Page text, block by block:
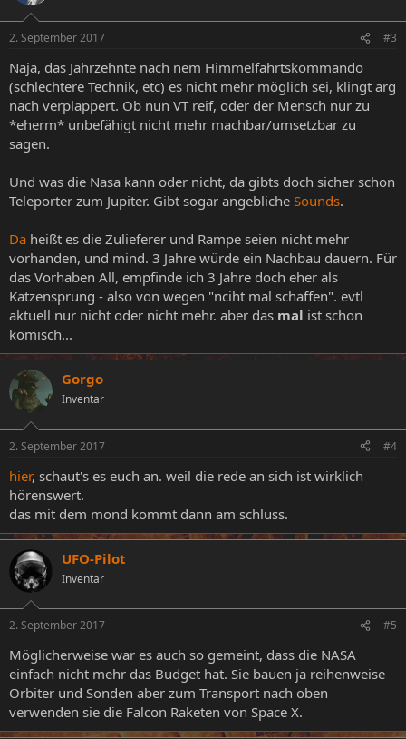
2. September 2017 #3
Naja, das Jahrzehnte nach nem Himmelfahrtskommando
(schlechtere Technik, etc) es nicht mehr möglich sei, klingt arg
nach verplappert. Ob nun VT reif, oder der Mensch nur zu
*eherm* unbefähigt nicht mehr machbar/umsetzbar zu
sagen.
Und was die Nasa kann oder nicht, da gibts doch sicher schon
Teleporter zum Jupiter. Gibt sogar angebliche Sounds.
Da heißt es die Zulieferer und Rampe seien nicht mehr
vorhanden, und mind. 3 Jahre würde ein Nachbau dauern. Für
das Vorhaben All, empfinde ich 3 Jahre doch eher als
Katzensprung - also von wegen "nciht mal schaffen". evtl
aktuell nur nicht oder nicht mehr. aber das mal ist schon
komisch...
Gorgo
Inventar
2. September 2017 #4
hier, schaut's es euch an. weil die rede an sich ist wirklich
hörenswert.
das mit dem mond kommt dann am schluss.
UFO-Pilot
Inventar
2. September 2017 #5
Möglicherweise war es auch so gemeint, dass die NASA
einfach nicht mehr das Budget hat. Sie bauen ja reihenweise
Orbiter und Sonden aber zum Transport nach oben
verwenden sie die Falcon Raketen von Space X.